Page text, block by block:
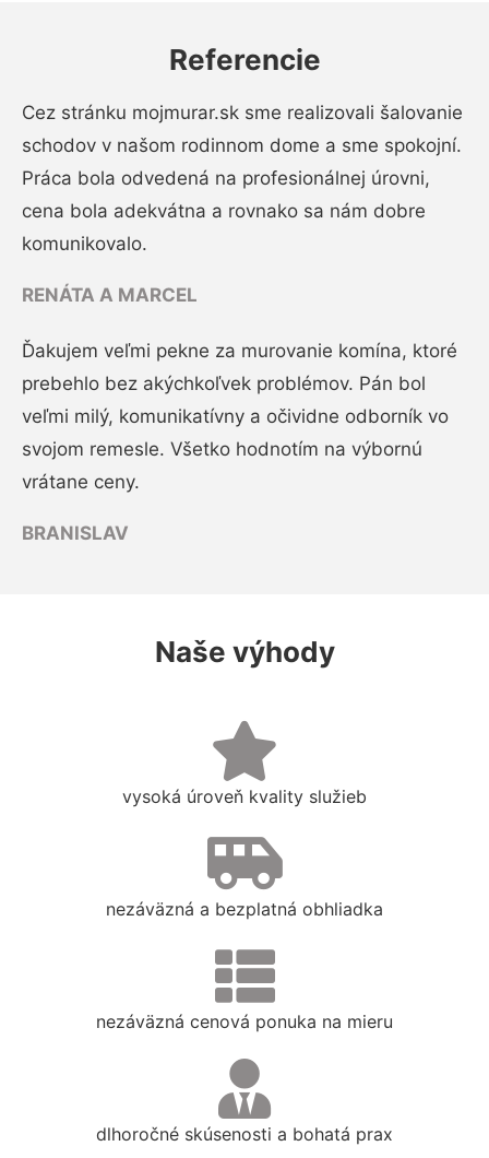
Referencie
Cez stránku mojmurar.sk sme realizovali šalovanie
schodov v našom rodinnom dome a sme spokojní.
Práca bola odvedená na profesionálnej úrovni,
cena bola adekvátna a rovnako sa nám dobre
komunikovalo.
RENÁTA A MARCEL
Ďakujem veľmi pekne za murovanie komína, ktoré
prebehlo bez akýchkoľvek problémov. Pán bol
veľmi milý, komunikatívny a očividne odborník vo
svojom remesle. Všetko hodnotím na výbornú
vrátane ceny.
BRANISLAV
Naše výhody
vysoká úroveň kvality služieb
nezáväzná a bezplatná obhliadka
nezáväzná cenová ponuka na mieru
dlhoročné skúsenosti a bohatá prax